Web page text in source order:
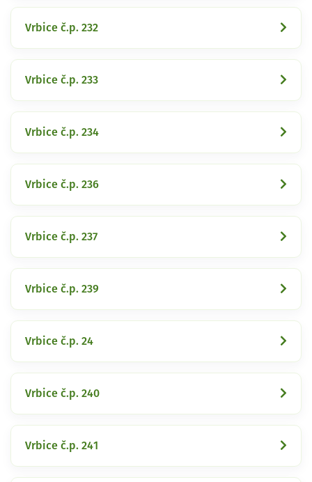
Vrbice č.p. 232
Vrbice č.p. 233
Vrbice č.p. 234
Vrbice č.p. 236
Vrbice č.p. 237
Vrbice č.p. 239
Vrbice č.p. 24
Vrbice č.p. 240
Vrbice č.p. 241